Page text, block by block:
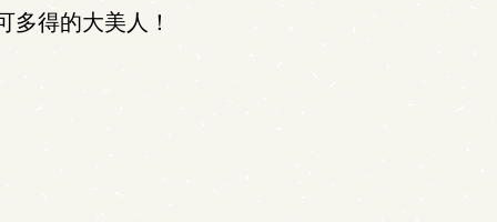
得的大美人！